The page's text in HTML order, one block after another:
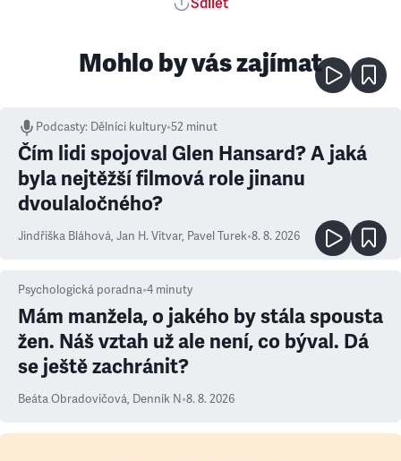
Sdílet
Mohlo by vás zajímat
Podcasty: Dělníci kultury•52 minut
Čím lidi spojoval Glen Hansard? A jaká
byla nejtěžší filmová role jinanu
dvoulaločného?
Jindřiška Bláhová, Jan H. Vitvar, Pavel Turek•8. 8. 2026
Psychologická poradna•4 minuty
Mám manžela, o jakého by stála spousta
žen. Náš vztah už ale není, co býval. Dá
se ještě zachránit?
Beáta Obradovičová, Denník N•8. 8. 2026